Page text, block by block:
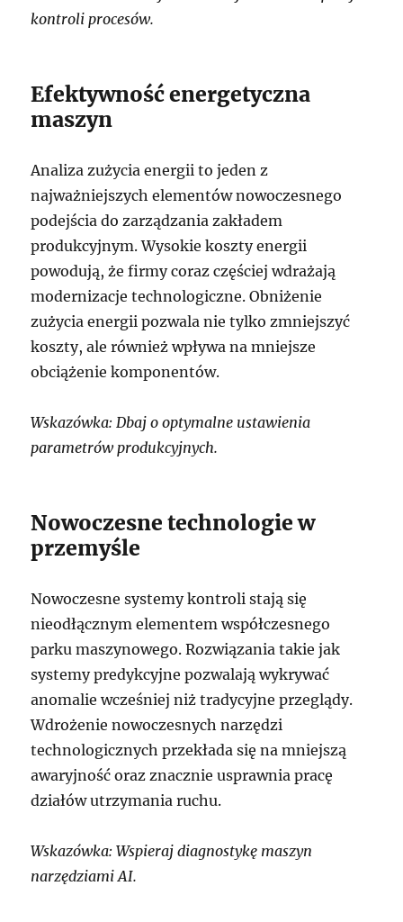
kontroli procesów.
Efektywność energetyczna
maszyn
Analiza zużycia energii to jeden z
najważniejszych elementów nowoczesnego
podejścia do zarządzania zakładem
produkcyjnym. Wysokie koszty energii
powodują, że firmy coraz częściej wdrażają
modernizacje technologiczne. Obniżenie
zużycia energii pozwala nie tylko zmniejszyć
koszty, ale również wpływa na mniejsze
obciążenie komponentów.
Wskazówka: Dbaj o optymalne ustawienia
parametrów produkcyjnych.
Nowoczesne technologie w
przemyśle
Nowoczesne systemy kontroli stają się
nieodłącznym elementem współczesnego
parku maszynowego. Rozwiązania takie jak
systemy predykcyjne pozwalają wykrywać
anomalie wcześniej niż tradycyjne przeglądy.
Wdrożenie nowoczesnych narzędzi
technologicznych przekłada się na mniejszą
awaryjność oraz znacznie usprawnia pracę
działów utrzymania ruchu.
Wskazówka: Wspieraj diagnostykę maszyn
narzędziami AI.